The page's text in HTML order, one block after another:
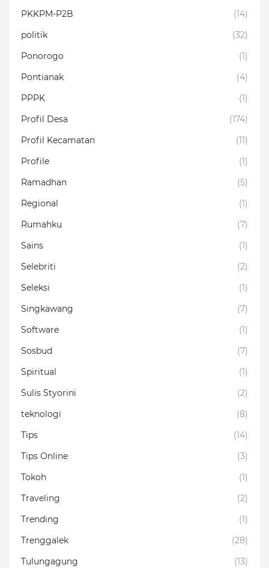
PKKPM-P2B
(14)
politik
(32)
Ponorogo
(1)
Pontianak
(4)
PPPK
(1)
Profil Desa
(174)
Profil Kecamatan
(11)
Profile
(1)
Ramadhan
(5)
Regional
(1)
Rumahku
(7)
Sains
(1)
Selebriti
(2)
Seleksi
(1)
Singkawang
(7)
Software
(1)
Sosbud
(7)
Spiritual
(1)
Sulis Styorini
(2)
teknologi
(8)
Tips
(14)
Tips Online
(3)
Tokoh
(1)
Traveling
(2)
Trending
(1)
Trenggalek
(28)
Tulungagung
(13)